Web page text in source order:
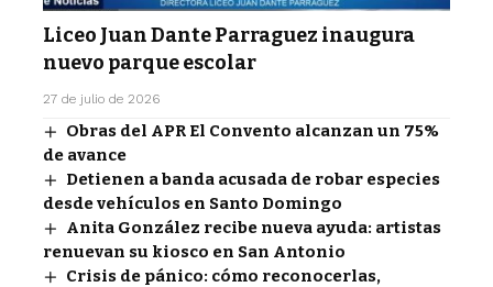
Liceo Juan Dante Parraguez inaugura
nuevo parque escolar
27 de julio de 2026
Obras del APR El Convento alcanzan un 75%
de avance
Detienen a banda acusada de robar especies
desde vehículos en Santo Domingo
Anita González recibe nueva ayuda: artistas
renuevan su kiosco en San Antonio
Crisis de pánico: cómo reconocerlas,